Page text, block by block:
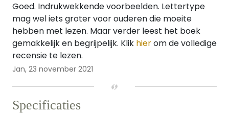
Goed. Indrukwekkende voorbeelden. Lettertype
mag wel iets groter voor ouderen die moeite
hebben met lezen. Maar verder leest het boek
gemakkelijk en begrijpelijk. Klik hierom de volledige
recensie te lezen.
Jan, 23 november 2021
Specificaties